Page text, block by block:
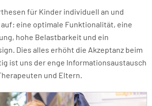
für Kinder individuell an und
eine optimale Funktionalität, eine
hohe Belastbarkeit und ein
Dies alles erhöht die Akzeptanz beim
ist uns der enge Informationsaustausch
und Eltern.